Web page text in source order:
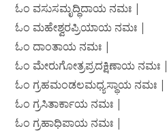
ಓಂ ವಸುಸಮೃದ್ಧಿದಾಯ ನಮಃ |
ಓಂ ಮಹೇಶ್ವರಪ್ರಿಯಾಯ ನಮಃ |
ಓಂ ದಾಂತಾಯ ನಮಃ |
ಓಂ ಮೇರುಗೋತ್ರಪ್ರದಕ್ಷಿಣಾಯ ನಮಃ |
ಓಂ ಗ್ರಹಮಂಡಲಮಧ್ಯಸ್ಥಾಯ ನಮಃ |
ಓಂ ಗ್ರಸಿತಾರ್ಕಾಯ ನಮಃ |
ಓಂ ಗ್ರಹಾಧಿಪಾಯ ನಮಃ |